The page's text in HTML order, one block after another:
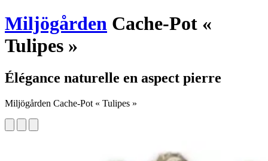
Miljögården Cache-Pot «
Tulipes »
Élégance naturelle en aspect pierre
Miljögården Cache-Pot « Tulipes »